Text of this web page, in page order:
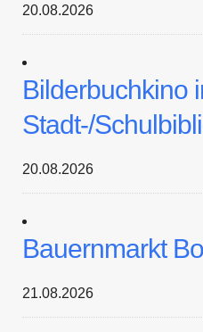
20.08.2026
Bilderbuchkino
Stadt-/
20.08.2026
Bauernmarkt
21.08.2026